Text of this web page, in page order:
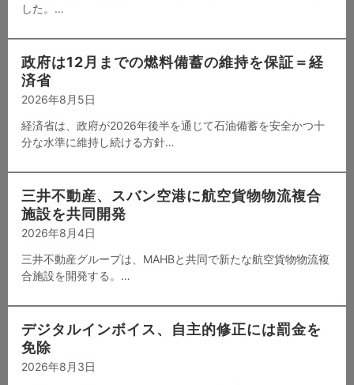
した。…
政府は12月までの燃料備蓄の維持を保証＝経
済省
2026年8月5日
経済省は、政府が2026年後半を通じて石油備蓄を安全かつ十
分な水準に維持し続ける方針…
三井不動産、スバン空港に航空貨物物流複合
施設を共同開発
2026年8月4日
三井不動産グループは、MAHBと共同で新たな航空貨物物流複
合施設を開発する。…
デジタルインボイス、自主的修正には罰金を
免除
2026年8月3日